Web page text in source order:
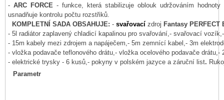
-ARC FORCE- funkce, která stabilizuje oblouk udržováním
usnadňuje kontrolu počtu rozstřiků.
KOMPLETNÍ SADA OBSAHUJE: - svařovací zdroj Fantasy PERFECT
- 5l radiátor zaplavený chladicí kapalinou pro svařování - svařovací vozík,
- 15m kabely mezi zdrojem a napáječem, - 5m zemnící kabel, - 3m
- vložka podavače teflonového drátu, - vložka ocelového podavače drátu, -
- elektrické trysky - 6 kusů, - pokyny v polském jazyce a záruční list.
Parametr